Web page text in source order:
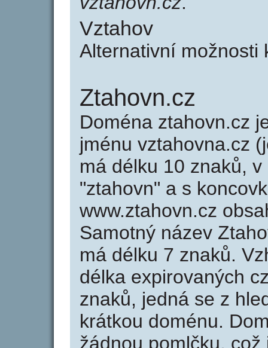
Vztahov
Alternativní
Ztahovn.cz
Doména ztahovn.cz
jménu vztahovna.cz
má délku 10 znaků,
"ztahovn" a s
www.ztahovn.cz
Samotný název
má délku 7 znaků.
délka expirovaných
znaků, jedná se z
krátkou doménu.
žádnou pomlčku,